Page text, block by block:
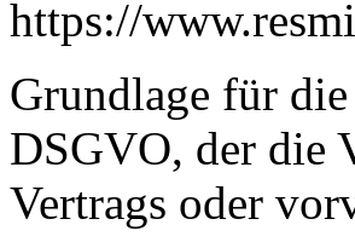
https://
Grundlage für
DSGVO, der die
Vertrags oder